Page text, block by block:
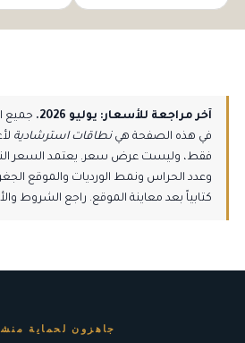
آخر مراجعة للأسعار: يوليو 2026.
جميع
في هذه الصفحة هينطاقات استرشادية
فقط، وليست عرض سعر. يعتمد السعر
وعدد الحراس ونمط الورديات والموقع
كتابياً بعد معاينة الموقع. راجع الشروط
جاهزون لحماية